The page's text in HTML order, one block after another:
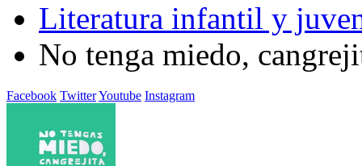
Literatura infantil y
No tenga miedo,
Facebook TwitterYoutube Instagram